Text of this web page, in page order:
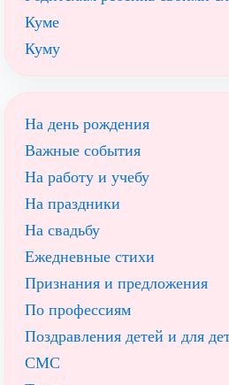
Куме
Куму
На день рождения
Важные события
На работу и учебу
На праздники
На свадьбу
Ежедневные стихи
Признания и предложения
По профессиям
Поздравления детей и для
СМС